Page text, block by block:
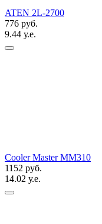
ATEN 2L-2700
776 руб.
9.44 у.е.
Cooler Master MM310
1152 руб.
14.02 у.е.